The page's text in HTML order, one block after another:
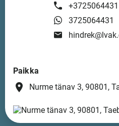
+3725064431
3725064431
Paikka
place Nurme tänav 3, 90801,